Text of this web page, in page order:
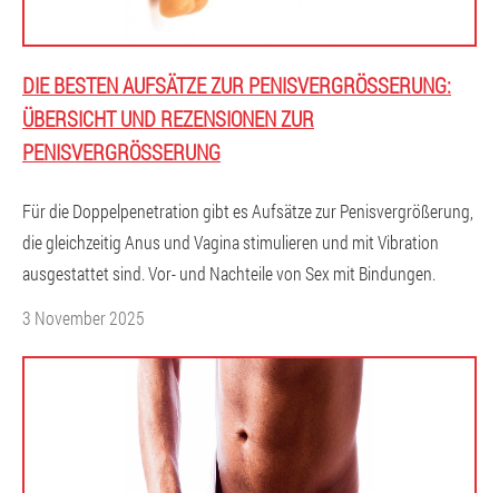
DIE BESTEN AUFSÄTZE ZUR PENISVERGRÖSSERUNG: Ü
BERSICHT UND REZENSIONEN ZUR P
ENISVERGRÖSSERUNG
Für die Doppelpenetration gibt es Aufsätze zur Penisvergrößerung,
die gleichzeitig Anus und Vagina stimulieren und mit Vibration
ausgestattet sind. Vor- und Nachteile von Sex mit Bindungen.
3 November 2025